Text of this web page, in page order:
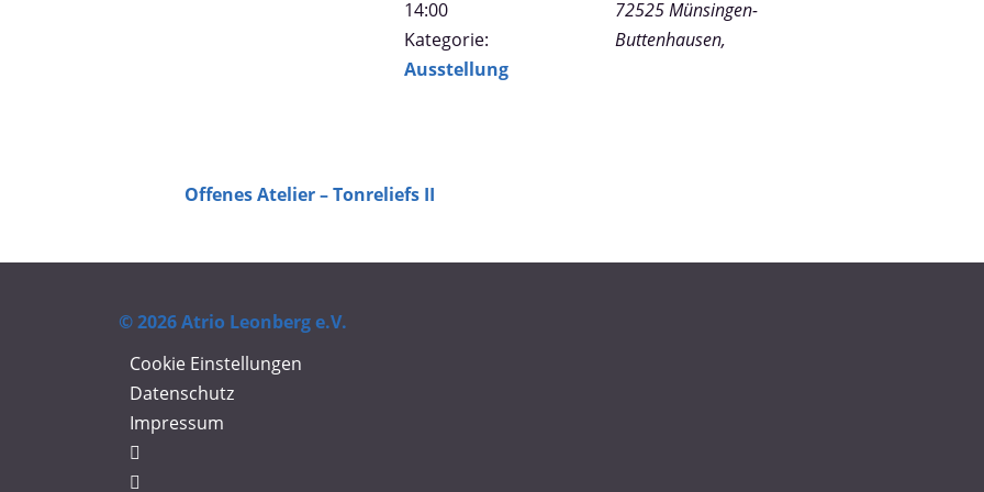
14:00
Kategorie:
Ausstellung
72525Münsingen-
Buttenhausen,
Offenes Atelier – Tonreliefs II
© 2026 Atrio Leonberg e.V.
Cookie Einstellungen
Datenschutz
Impressum